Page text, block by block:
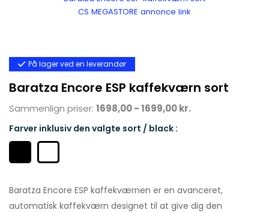
CS MEGASTORE annonce link
På lager ved en leverandør
Baratza Encore ESP kaffekværn sort
Sammenlign priser: 1698,00 - 1699,00 kr.
Farver inklusiv den valgte sort / black :
Baratza Encore ESP kaffekværnen er en avanceret,
automatisk kaffekværn designet til at give dig den